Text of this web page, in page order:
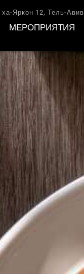
ха-Яркон 12, Тель-Авив
МЕРОПРИЯТИЯ